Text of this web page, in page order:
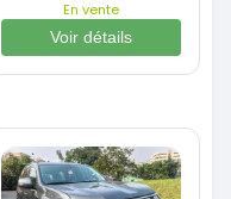
En vente
Voir détails